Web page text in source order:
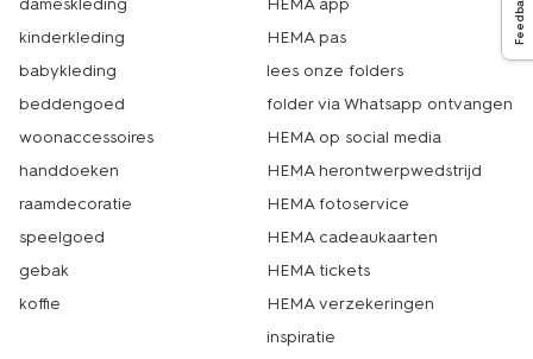
Feedback
dameskleding
kinderkleding
babykleding
beddengoed
woonaccessoires
handdoeken
raamdecoratie
speelgoed
gebak
koffie
HEMA app
HEMA pas
lees onze folders
folder via Whatsapp ontvangen
HEMA op social media
HEMA herontwerpwedstrijd
HEMA fotoservice
HEMA cadeaukaarten
HEMA tickets
HEMA verzekeringen
inspiratie